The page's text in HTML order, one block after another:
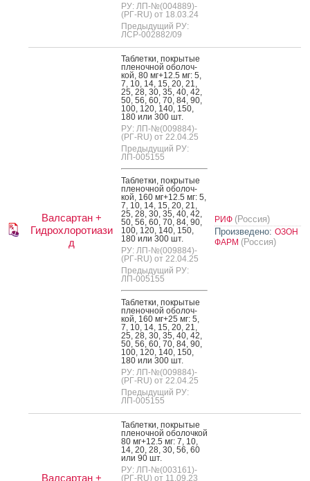
РУ: ЛП-№(004889)-
(РГ-RU) от 18.03.24
Предыдущий РУ:
ЛСР-002882/09
Валсартан +
Гидрохлоротиази
д
Таб­летки, пок­ры­тые
пле­ноч­ной обо­лоч­
кой, 80 мг+12.5 мг: 5,
7, 10, 14, 15, 20, 21,
25, 28, 30, 35, 40, 42,
50, 56, 60, 70, 84, 90,
100, 120, 140, 150,
180 или 300 шт.
РУ: ЛП-№(009884)-
(РГ-RU) от 22.04.25
Предыдущий РУ:
ЛП-005155
Таб­летки, пок­ры­тые
пле­ноч­ной обо­лоч­
кой, 160 мг+12.5 мг: 5,
7, 10, 14, 15, 20, 21,
25, 28, 30, 35, 40, 42,
50, 56, 60, 70, 84, 90,
100, 120, 140, 150,
180 или 300 шт.
РУ: ЛП-№(009884)-
(РГ-RU) от 22.04.25
Предыдущий РУ:
ЛП-005155
Таб­летки, пок­ры­тые
пле­ноч­ной обо­лоч­
кой, 160 мг+25 мг: 5,
7, 10, 14, 15, 20, 21,
25, 28, 30, 35, 40, 42,
50, 56, 60, 70, 84, 90,
100, 120, 140, 150,
180 или 300 шт.
РУ: ЛП-№(009884)-
(РГ-RU) от 22.04.25
Предыдущий РУ:
ЛП-005155
РИФ (Россия)
Произведено: ОЗОН
ФАРМ (Россия)
Валсартан +
Таб­летки, пок­ры­тые
пле­ноч­ной обо­лоч­кой
80 мг+12.5 мг: 7, 10,
14, 20, 28, 30, 56, 60
или 90 шт.
РУ: ЛП-№(003161)-
(РГ-RU) от 11.09.23